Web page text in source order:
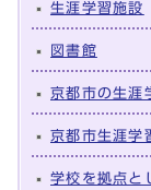
生涯学習施設
図書館
京都市の生涯
京都市生涯学
学校を拠点と